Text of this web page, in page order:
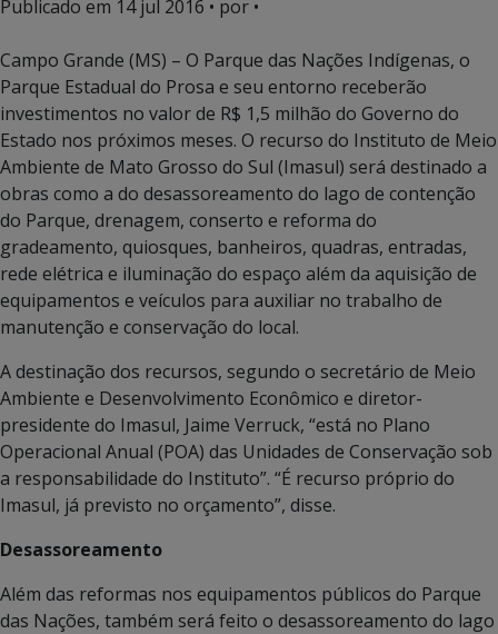
Publicado em 14 jul 2016 • por •
Campo Grande (MS) – O Parque das Nações Indígenas, o
Parque Estadual do Prosa e seu entorno receberão
investimentos no valor de R$ 1,5 milhão do Governo do
Estado nos próximos meses. O recurso do Instituto de Meio
Ambiente de Mato Grosso do Sul (Imasul) será destinado a
obras como a do desassoreamento do lago de contenção
do Parque, drenagem, conserto e reforma do
gradeamento, quiosques, banheiros, quadras, entradas,
rede elétrica e iluminação do espaço além da aquisição de
equipamentos e veículos para auxiliar no trabalho de
manutenção e conservação do local.
A destinação dos recursos, segundo o secretário de Meio
Ambiente e Desenvolvimento Econômico e diretor-
presidente do Imasul, Jaime Verruck, “está no Plano
Operacional Anual (POA) das Unidades de Conservação sob
a responsabilidade do Instituto”. “É recurso próprio do
Imasul, já previsto no orçamento”, disse.
Desassoreamento
Além das reformas nos equipamentos públicos do Parque
das Nações, também será feito o desassoreamento do lago